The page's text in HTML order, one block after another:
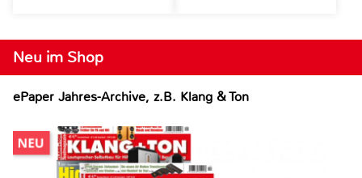
Neu im Shop
ePaper Jahres-Archive, z.B. Klang & Ton